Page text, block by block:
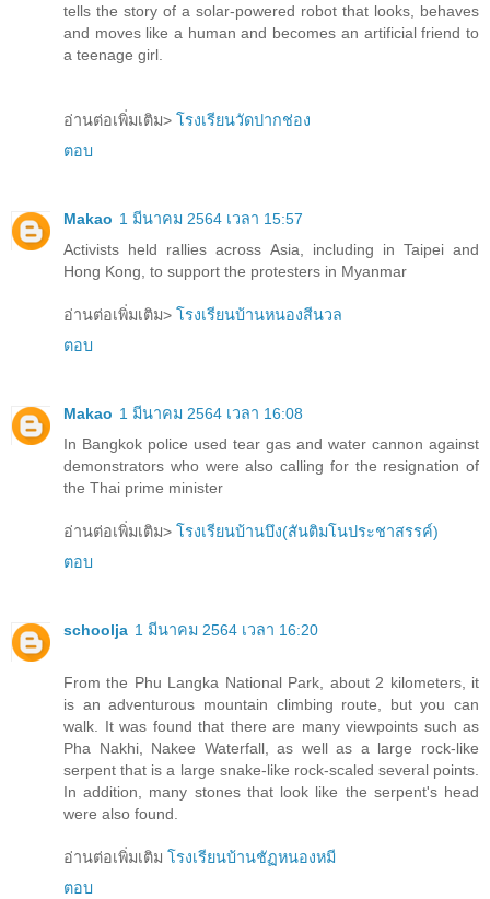
tells the story of a solar-powered robot that looks, behaves
and moves like a human and becomes an artificial friend to
a teenage girl.
อ่านต่อเพิ่มเติม> โรงเรียนวัดปากช่อง
ตอบ
Makao 1 มีนาคม 2564 เวลา 15:57
Activists held rallies across Asia, including in Taipei and
Hong Kong, to support the protesters in Myanmar
อ่านต่อเพิ่มเติม> โรงเรียนบ้านหนองสีนวล
ตอบ
Makao 1 มีนาคม 2564 เวลา 16:08
In Bangkok police used tear gas and water cannon against
demonstrators who were also calling for the resignation of
the Thai prime minister
อ่านต่อเพิ่มเติม> โรงเรียนบ้านบึง(สันติมโนประชาสรรค์)
ตอบ
schoolja 1 มีนาคม 2564 เวลา 16:20
From the Phu Langka National Park, about 2 kilometers, it
is an adventurous mountain climbing route, but you can
walk. It was found that there are many viewpoints such as
Pha Nakhi, Nakee Waterfall, as well as a large rock-like
serpent that is a large snake-like rock-scaled several points.
In addition, many stones that look like the serpent's head
were also found.
อ่านต่อเพิ่มเติม โรงเรียนบ้านชัฏหนองหมี
ตอบ